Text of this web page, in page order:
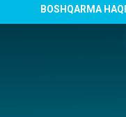
BOSHQARMA